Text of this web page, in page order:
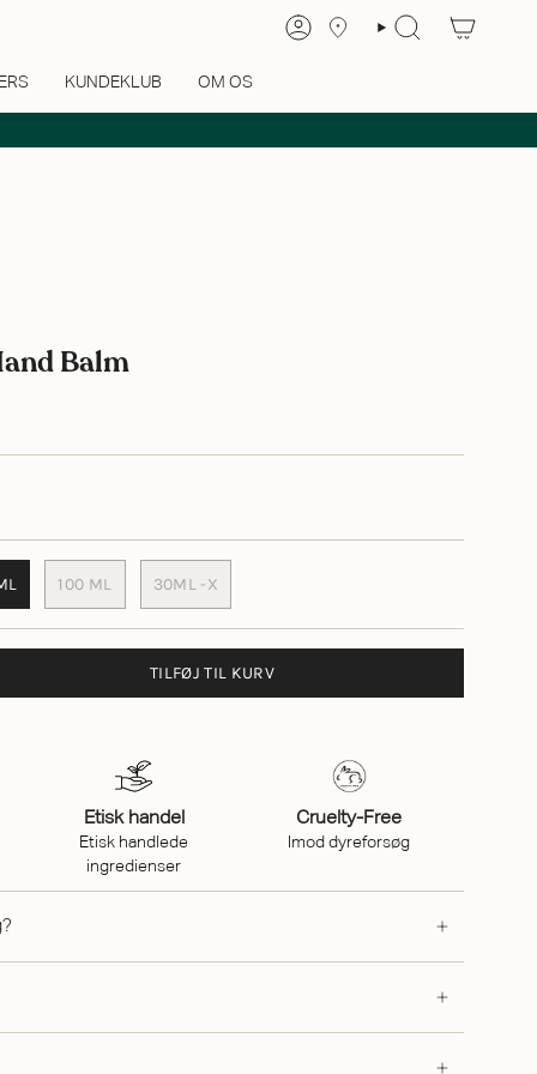
KUNDEKLUB OM OS
Balm
100 ML 30ML -X
TILFØJ TIL KURV
Etisk handel
Etisk handlede
ingredienser
Cruelty-Free
Imod dyreforsøg